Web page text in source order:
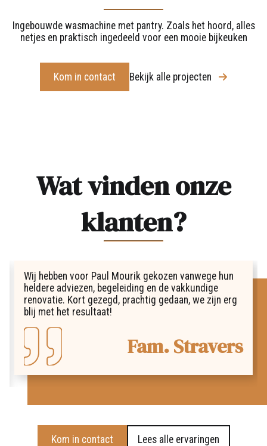
Ingebouwde wasmachine met pantry. Zoals het hoord, alles
netjes en praktisch ingedeeld voor een mooie bijkeuken
Kom in contact Bekijk alle projecten
Wat vinden onze
klanten?
Wij hebben voor Paul Mourik gekozen vanwege hun
heldere adviezen, begeleiding en de vakkundige
renovatie. Kort gezegd, prachtig gedaan, we zijn erg
blij met het resultaat!
Fam. Stravers
Kom in contact Lees alle ervaringen